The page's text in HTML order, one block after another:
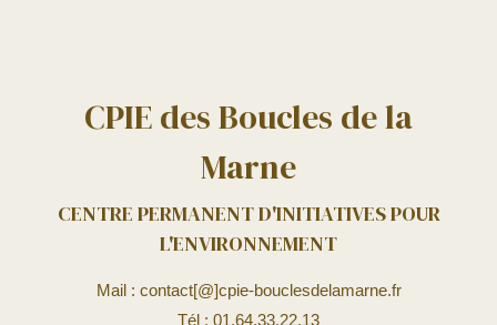
CPIE des Boucles de la
Marne
CENTRE PERMANENT D'INITIATIVES POUR
L'ENVIRONNEMENT
Mail : contact[@]cpie-bouclesdelamarne.fr
Tél : 01.64.33.22.13